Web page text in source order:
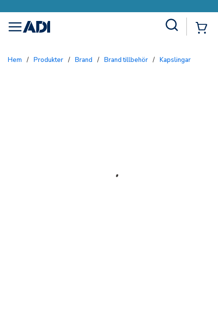
menu
Hem / Produkter / Brand / Brand tillbehör / Kapslingar